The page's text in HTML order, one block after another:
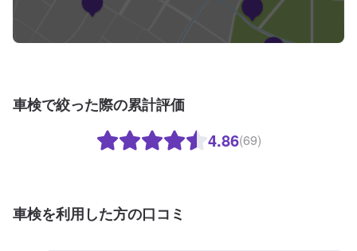
車検で絞った際の累計評価
4.86(69)
車検を利用した方の口コミ